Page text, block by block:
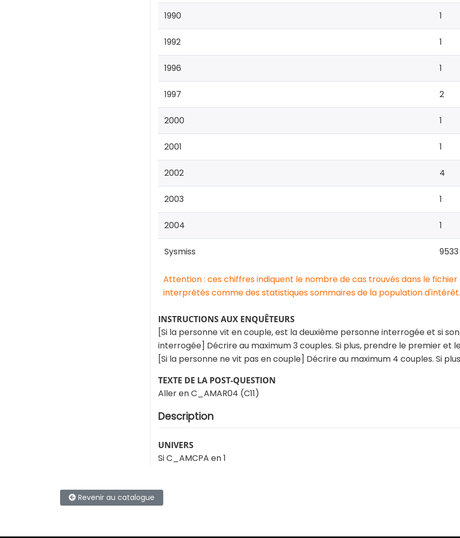
1990 1
1992 1
1996 1
1997 2
2000 1
2001 1
2002 4
2003 1
2004 1
Sysmiss 9533
Attention : ces chiffres indiquent le nombre de cas trouvés dans le
interprétés comme des statistiques sommaires de la population d'intérêt.
INSTRUCTIONS AUX ENQUÊTEURS
[Si la personne vit en couple, est la deuxième personne interrogée et si
interrogée] Décrire au maximum 3 couples. Si plus, prendre le premier et
[Si la personne ne vit pas en couple] Décrire au maximum 4 couples. Si
TEXTE DE LA POST-QUESTION
Aller en C_AMAR04 (C11)
Description
UNIVERS
Si C_AMCPA en 1
Revenir au catalogue